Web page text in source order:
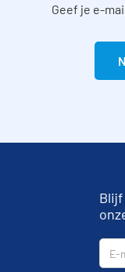
Geef je e-